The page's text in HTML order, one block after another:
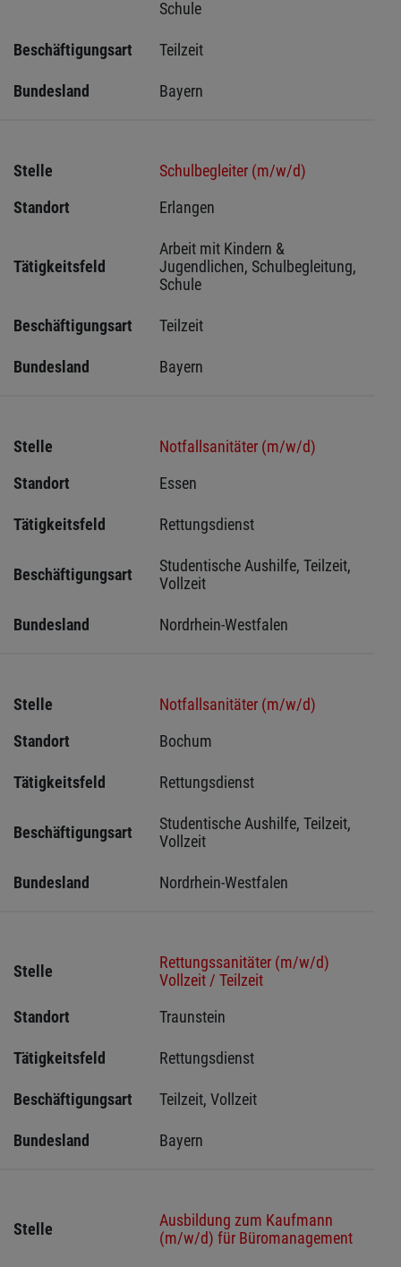
Schule
Beschäftigungsart Teilzeit
Bundesland Bayern
Stelle
Schulbegleiter (m/w/d)
Standort
Erlangen
Tätigkeitsfeld
Arbeit mit Kindern &
Jugendlichen, Schulbegleitung,
Schule
Beschäftigungsart Teilzeit
Bundesland Bayern
Stelle
Notfallsanitäter (m/w/d)
Standort
Essen
Tätigkeitsfeld Rettungsdienst
Beschäftigungsart
Studentische Aushilfe, Teilzeit,
Vollzeit
Bundesland Nordrhein-Westfalen
Stelle
Notfallsanitäter (m/w/d)
Standort
Bochum
Tätigkeitsfeld Rettungsdienst
Beschäftigungsart
Studentische Aushilfe, Teilzeit,
Vollzeit
Bundesland Nordrhein-Westfalen
Stelle
Rettungssanitäter (m/w/d)
Vollzeit / Teilzeit
Standort
Traunstein
Tätigkeitsfeld Rettungsdienst
Beschäftigungsart Teilzeit, Vollzeit
Bundesland Bayern
Stelle
Ausbildung zum Kaufmann
(m/w/d) für Büromanagement